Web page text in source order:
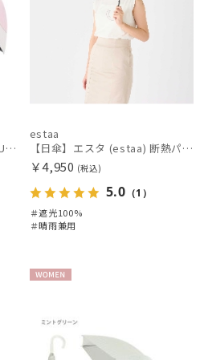
【日傘】ポール & ジョー (PAUL & JOE ACCESSOIRES) スウィングヌネット 長傘 レディース 雨の日OK 一級遮光 遮熱 UV
estaa
【日傘】エスタ (estaa) 断熱パラソル フォレスト UV加工 1級遮光 晴雨兼用
￥4,950 (税込)
5.0 （1）
＃遮光100%
＃晴雨兼用